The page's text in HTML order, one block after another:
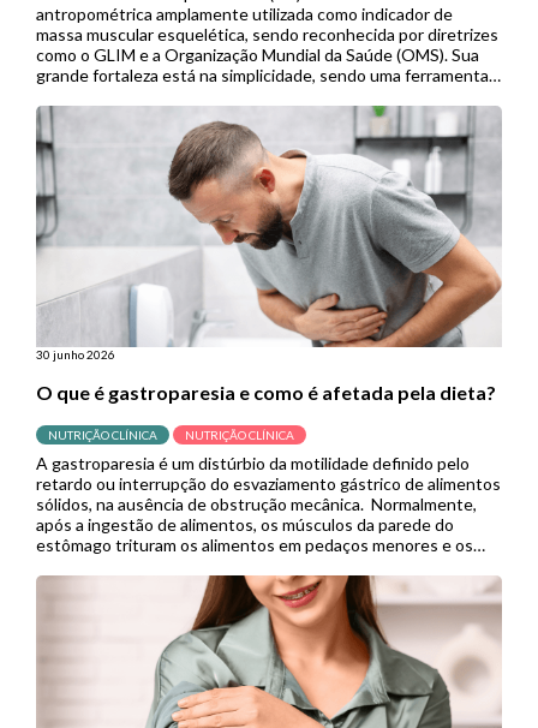
antropométrica amplamente utilizada como indicador de
massa muscular esquelética, sendo reconhecida por diretrizes
como o GLIM e a Organização Mundial da Saúde (OMS). Sua
grande fortaleza está na simplicidade, sendo uma ferramenta
útil em contextos de menor […]
30 junho 2026
O que é gastroparesia e como é afetada pela dieta?
NUTRIÇÃO CLÍNICA NUTRIÇÃO CLÍNICA
A gastroparesia é um distúrbio da motilidade definido pelo
retardo ou interrupção do esvaziamento gástrico de alimentos
sólidos, na ausência de obstrução mecânica. Normalmente,
após a ingestão de alimentos, os músculos da parede do
estômago trituram os alimentos em pedaços menores e os
Porém, quando se […]